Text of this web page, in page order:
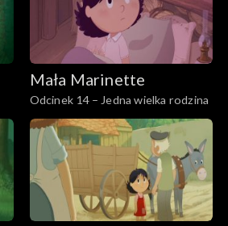
Mała Marinette
Odcinek 14 – Jedna wielka rodzina